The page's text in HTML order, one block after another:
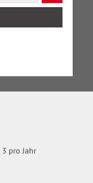
3 pro Jahr